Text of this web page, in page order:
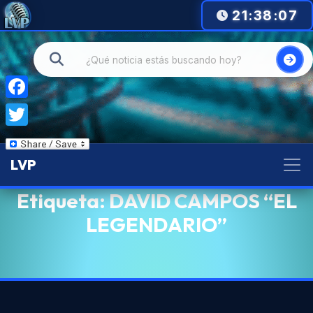
21:38:07
LVP
Etiqueta:DAVID CAMPOS “EL
LEGENDARIO”
Facebook
Twitter